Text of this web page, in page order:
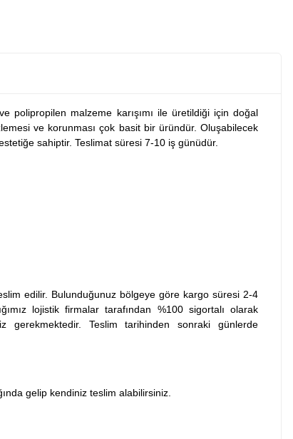
malzeme karışımı ile üretildiği için doğal
ve korunması çok basit bir üründür. Oluşabilecek
sahiptir. Teslimat süresi 7-10 iş günüdür.
edilir. Bulunduğunuz bölgeye göre kargo süresi 2-4
lojistik firmalar tarafından %100 sigortalı olarak
gerekmektedir. Teslim tarihinden sonraki günlerde
gelip kendiniz teslim alabilirsiniz.